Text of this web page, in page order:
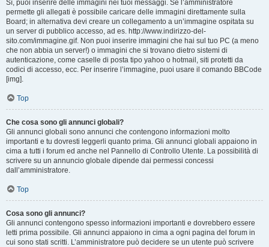
Sì, puoi inserire delle immagini nei tuoi messaggi. Se l’amministratore
permette gli allegati è possibile caricare delle immagini direttamente sulla
Board; in alternativa devi creare un collegamento a un’immagine ospitata su
un server di pubblico accesso, ad es. http://www.indirizzo-del-
sito.com/immagine.gif. Non puoi inserire immagini che hai sul tuo PC (a meno
che non abbia un server!) o immagini che si trovano dietro sistemi di
autenticazione, come caselle di posta tipo yahoo o hotmail, siti protetti da
codici di accesso, ecc. Per inserire l’immagine, puoi usare il comando BBCode
[img].
Top
Che cosa sono gli annunci globali?
Gli annunci globali sono annunci che contengono informazioni molto
importanti e tu dovresti leggerli quanto prima. Gli annunci globali appaiono in
cima a tutti i forum ed anche nel Pannello di Controllo Utente. La possibilità di
scrivere su un annuncio globale dipende dai permessi concessi
dall’amministratore.
Top
Cosa sono gli annunci?
Gli annunci contengono spesso informazioni importanti e dovrebbero essere
letti prima possibile. Gli annunci appaiono in cima a ogni pagina del forum in
cui sono stati scritti. L’amministratore può decidere se un utente può scrivere